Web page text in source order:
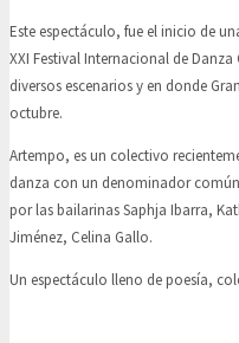
Este espectáculo, fue el inicio de
XXI Festival Internacional de
diversos escenarios y en donde
octubre.
Artempo, es un colectivo
danza con un denominador
por las bailarinas Saphja Ibarra,
Jiménez, Celina Gallo.
Un espectáculo lleno de poesía,